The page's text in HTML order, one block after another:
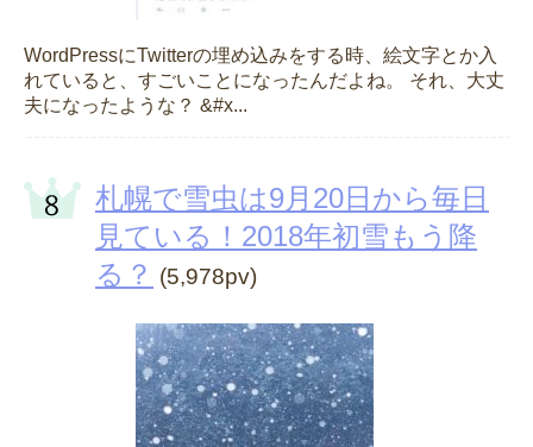
WordPressにTwitterの埋め込みをする時、絵文字とか入
れていると、すごいことになったんだよね。 それ、大丈
夫になったような？ &#x...
札幌で雪虫は9月20日から毎日
見ている！2018年初雪もう降
る？ (5,978pv)